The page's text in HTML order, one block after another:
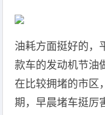
油耗方面挺好的，
款车的发动机节油
在比较拥堵的市区
期，早晨堵车挺厉